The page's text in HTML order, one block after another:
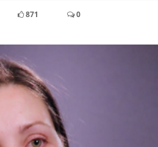
871 0